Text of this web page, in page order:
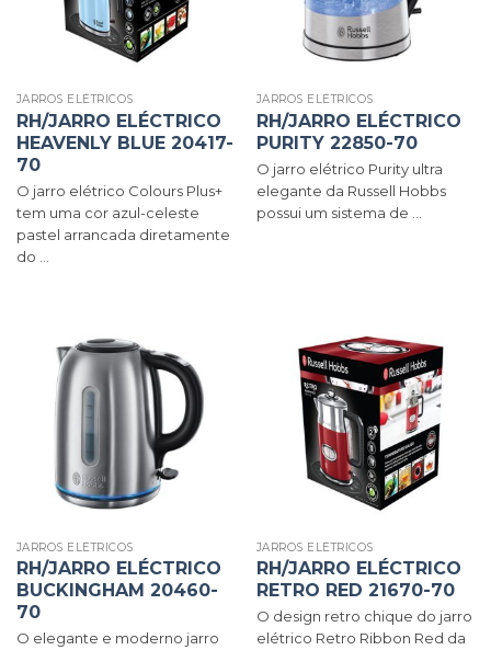
JARROS ELÉTRICOS
RH/JARRO ELÉCTRICO
HEAVENLY BLUE 20417-
70
O jarro elétrico Colours Plus+
tem uma cor azul-celeste
pastel arrancada diretamente
do ...
JARROS ELÉTRICOS
RH/JARRO ELÉCTRICO
PURITY 22850-70
O jarro elétrico Purity ultra
elegante da Russell Hobbs
possui um sistema de ...
JARROS ELÉTRICOS
RH/JARRO ELÉCTRICO
BUCKINGHAM 20460-
70
O elegante e moderno jarro
JARROS ELÉTRICOS
RH/JARRO ELÉCTRICO
RETRO RED 21670-70
O design retro chique do jarro
elétrico Retro Ribbon Red da